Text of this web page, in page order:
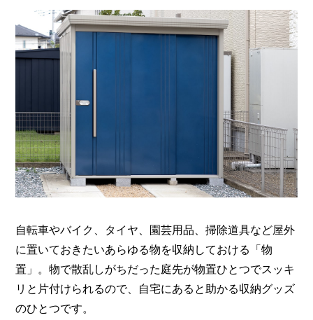
カ
ー /
B
D
ク
リ
エ
イ
タ
C
E
A
T
O
R
自転車やバイク、タイヤ、園芸用品、掃除道具など屋外
に置いておきたいあらゆる物を収納しておける「物
置」。物で散乱しがちだった庭先が物置ひとつでスッキ
リと片付けられるので、自宅にあると助かる収納グッズ
のひとつです。